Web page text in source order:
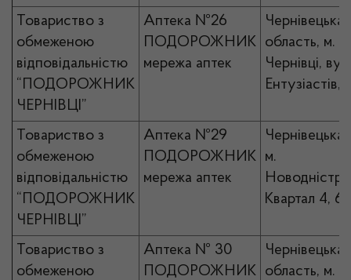
Товариство з
обмеженою
відповідальністю
“ПОДОРОЖНИК
ЧЕРНІВЦІ”
Аптека №26
ПОДОРОЖНИК
мережа аптек
Чернівецька
область, м.
Чернівці, вул.
Ентузіастів,
Товариство з
обмеженою
відповідальністю
“ПОДОРОЖНИК
ЧЕРНІВЦІ”
Аптека №29
ПОДОРОЖНИК
мережа аптек
Чернівецька
м.
Квартал 4, 6
Товариство з
обмеженою
Аптека № 30
ПОДОРОЖНИК
Чернівецька
область, м.